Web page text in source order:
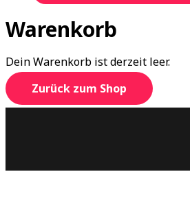
Warenkorb
Dein Warenkorb ist derzeit leer.
Zurück zum Shop